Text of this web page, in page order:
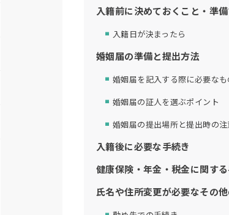
入籍前に決めておくこと・準
入籍日が決まったら
婚姻届の準備と提出方法
婚姻届を記入する際に必要なも
婚姻届の証人を選ぶポイント
婚姻届の提出場所と提出時の注
入籍後に必要な手続き
健康保険・年金・税金に関する
氏名や住所変更が必要なその